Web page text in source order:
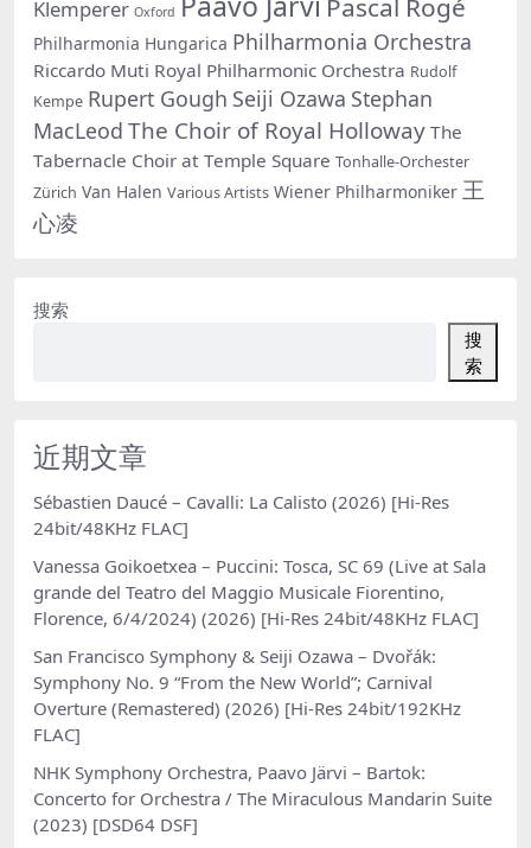
Klemperer Oxford Pascal Rogé
Philharmonia Hungarica Philharmonia Orchestra
Riccardo Muti Royal Philharmonic Orchestra Rudolf
Kempe Rupert Gough Seiji Ozawa Stephan
MacLeod The Choir of Royal Holloway The
Tabernacle Choir at Temple Square Tonhalle-Orchester
Zürich Van Halen Various Artists Wiener Philharmoniker 王
心凌
搜索
搜
索
近期文章
Sébastien Daucé – Cavalli: La Calisto (2026) [Hi-Res
24bit/48KHz FLAC]
Vanessa Goikoetxea – Puccini: Tosca, SC 69 (Live at Sala
grande del Teatro del Maggio Musicale Fiorentino,
Florence, 6/4/2024) (2026) [Hi-Res 24bit/48KHz FLAC]
San Francisco Symphony & Seiji Ozawa – Dvořák:
Symphony No. 9 “From the New World”; Carnival
Overture (Remastered) (2026) [Hi-Res 24bit/192KHz
FLAC]
NHK Symphony Orchestra, Paavo Järvi – Bartok:
Concerto for Orchestra / The Miraculous Mandarin Suite
(2023) [DSD64 DSF]